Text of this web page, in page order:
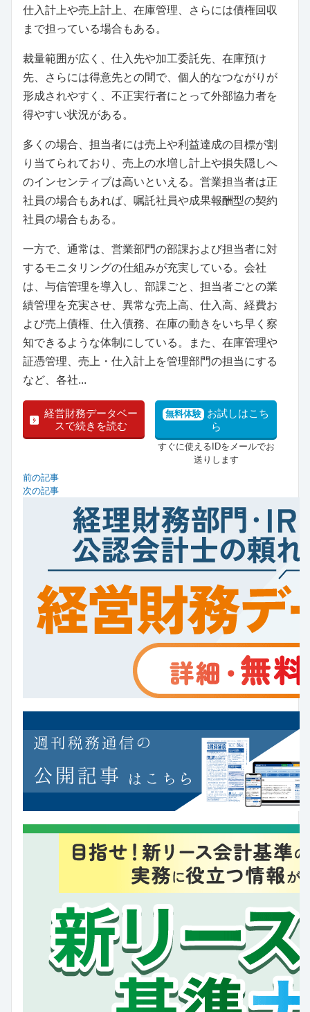
仕入計上や売上計上、在庫管理、さらには債権回収
まで担っている場合もある。
裁量範囲が広く、仕入先や加工委託先、在庫預け
先、さらには得意先との間で、個人的なつながりが
形成されやすく、不正実行者にとって外部協力者を
得やすい状況がある。
多くの場合、担当者には売上や利益達成の目標が割
り当てられており、売上の水増し計上や損失隠しへ
のインセンティブは高いといえる。営業担当者は正
社員の場合もあれば、嘱託社員や成果報酬型の契約
社員の場合もある。
一方で、通常は、営業部門の部課および担当者に対
するモニタリングの仕組みが充実している。会社
は、与信管理を導入し、部課ごと、担当者ごとの業
績管理を充実させ、異常な売上高、仕入高、経費お
よび売上債権、仕入債務、在庫の動きをいち早く察
知できるような体制にしている。また、在庫管理や
証憑管理、売上・仕入計上を管理部門の担当にする
など、各社...
経営財務データベー
スで続きを読む
無料体験 お試しはこち
ら
すぐに使えるIDをメールでお
送りします
前の記事
次の記事